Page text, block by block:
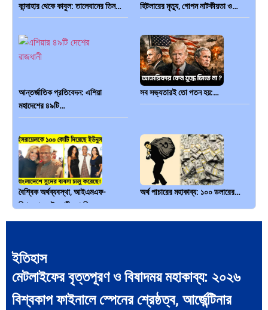
কান্দাহার থেকে কাবুল: তালেবানের তিন… হিটলারের মৃত্যু, গোপন নাটকীয়তা ও…
আন্তর্জাতিক প্রতিবেদন: এশিয়া
মহাদেশের ৪৯টি…
সব সভ্যতারই তো পতন হয়:…
বৈশ্বিক অর্থব্যবস্থা, আইএমএফ-
বিশ্বব্যাংক, ইসলামী ব্যাংকিং…
অর্থ পাচারের মহাকাব্য: ১০০ ডলারের…
দক্ষিণ এশিয়ায় ‘জেন-জি’ বিপ্লব:
বাংলাদেশ,…
বিশেষ ইন-ডেপ্থ রিপোর্ট: ক্রীড়া উৎসবে…
ইতিহাস
মেটলাইফের বৃত্তপূরণ ও বিষাদময় মহাকাব্য: ২০২৬
বিশ্বকাপ ফাইনালে স্পেনের শ্রেষ্ঠত্ব, আর্জেন্টিনার